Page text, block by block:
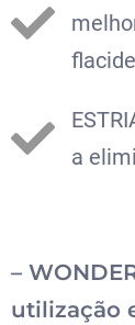
a
–
utilização